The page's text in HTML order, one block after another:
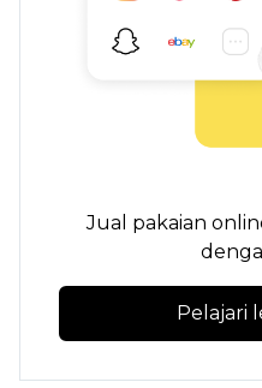
Jual pakaian
Pelajari